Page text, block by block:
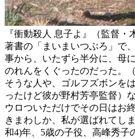
『衝動殺人 息子よ』（監督
著書の「まいまいつぶろ」で
事から、いたずら半分に、母
のれんをくぐったのだった。
そうな人や、ゴルフズボンを
ったけど彼が野村芳亭監督）
ウロついただけでその日はお
きまわしか、私が選ばれてし
和4)年、5歳の子役、高峰秀子